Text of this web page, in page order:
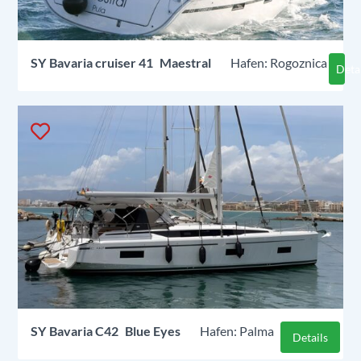
SY Bavaria cruiser 41 Maestral Rogoznica
SY Bavaria C42 Blue Eyes Palma Details